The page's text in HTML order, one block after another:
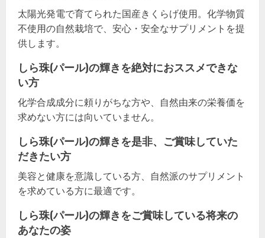
太陽光発電で育てられた国産きくらげ使用。化学物質
不使用の自然栽培で、安心・安全なサプリメントを提
供します。
しら珠(パール)の輝きを絶対におススメできな
い方
化学合成成分に頼りがちな方や、自然由来の栄養価を
求めない方には向いていません。
しら珠(パール)の輝きを是非、ご賞味していた
だきたい方
美容と健康を意識している方、自然派のサプリメント
を求めている方に最適です。
しら珠(パール)の輝きをご賞味している将来の
あなたの姿